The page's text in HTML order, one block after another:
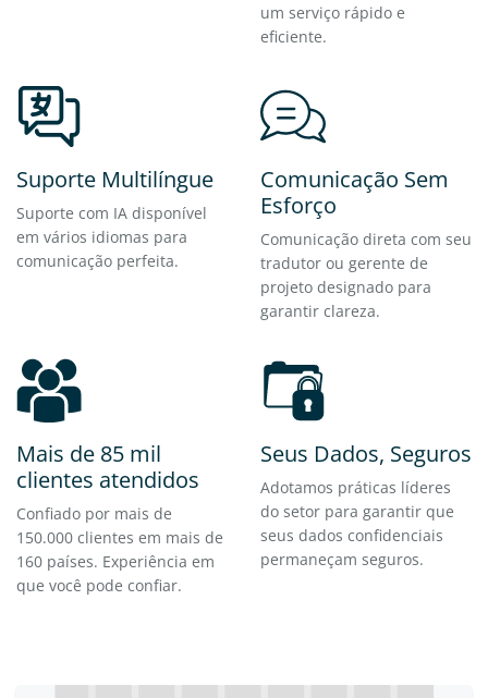
um serviço rápido e
eficiente.
Suporte Multilíngue
Suporte com IA disponível
em vários idiomas para
comunicação perfeita.
Comunicação Sem
Esforço
Comunicação direta com seu
tradutor ou gerente de
projeto designado para
garantir clareza.
Mais de 85 mil
clientes atendidos
Confiado por mais de
150.000 clientes em mais de
160 países. Experiência em
que você pode confiar.
Seus Dados, Seguros
Adotamos práticas líderes
do setor para garantir que
seus dados confidenciais
permaneçam seguros.